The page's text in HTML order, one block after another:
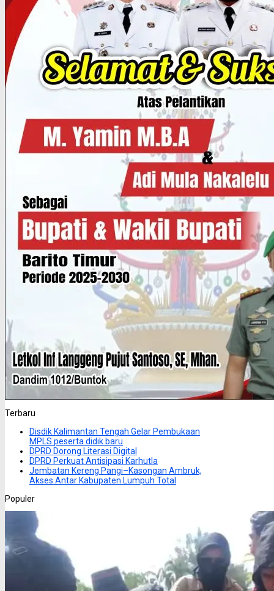
Terbaru
Disdik Kalimantan Tengah Gelar Pembukaan
MPLS peserta didik baru
DPRD Dorong Literasi Digital
DPRD Perkuat Antisipasi Karhutla
Jembatan Kereng Pangi–Kasongan Ambruk,
Akses Antar Kabupaten Lumpuh Total
Populer